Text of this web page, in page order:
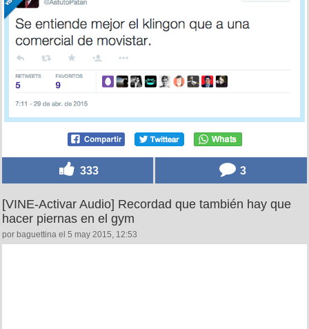
333 3
[VINE-Activar Audio] Recordad que también hay que
hacer piernas en el gym
por baguettina el 5 may 2015, 12:53